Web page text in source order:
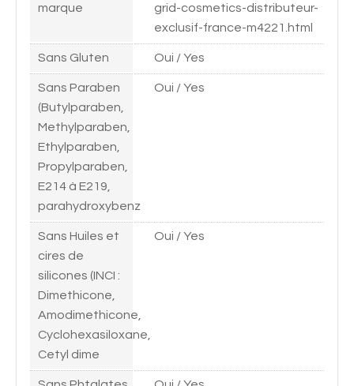
marque
grid-cosmetics-distributeur-
exclusif-france-m4221.html
Sans Gluten Oui / Yes
Sans Paraben
(Butylparaben,
Methylparaben,
Ethylparaben,
Propylparaben,
E214 à E219,
parahydroxybenz
Oui / Yes
Sans Huiles et
cires de
silicones (INCI :
Dimethicone,
Amodimethicone,
Cyclohexasiloxane,
Cetyl dime
Oui / Yes